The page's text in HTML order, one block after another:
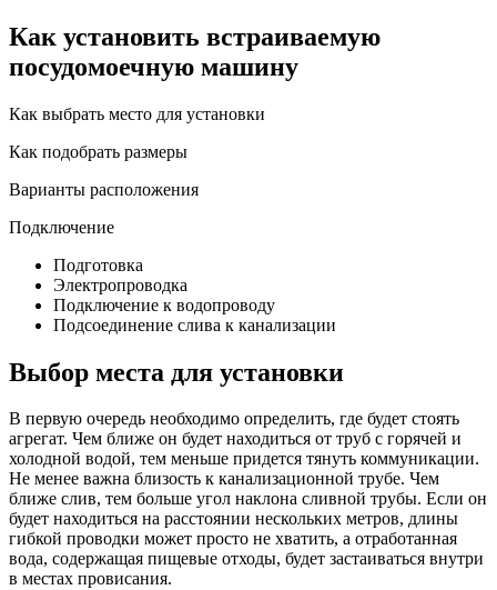
Как установить встраиваемую
посудомоечную машину
Как выбрать место для установки
Как подобрать размеры
Варианты расположения
Подключение
Подготовка
Электропроводка
Подключение к водопроводу
Подсоединение слива к канализации
Выбор места для установки
В первую очередь необходимо определить, где будет стоять
агрегат. Чем ближе он будет находиться от труб с горячей и
холодной водой, тем меньше придется тянуть коммуникации.
Не менее важна близость к канализационной трубе. Чем
ближе слив, тем больше угол наклона сливной трубы. Если он
будет находиться на расстоянии нескольких метров, длины
гибкой проводки может просто не хватить, а отработанная
вода, содержащая пищевые отходы, будет застаиваться внутри
в местах провисания.